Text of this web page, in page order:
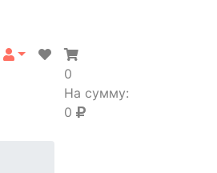
0
На сумму:
0